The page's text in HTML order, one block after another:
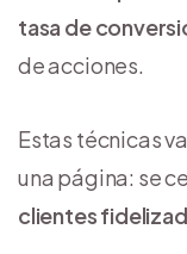
tasa de
de acciones.
Estas técnicas
una página: se
clientes